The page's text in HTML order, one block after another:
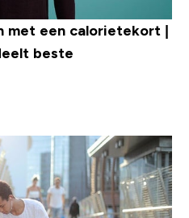
met een calorietekort |
beste